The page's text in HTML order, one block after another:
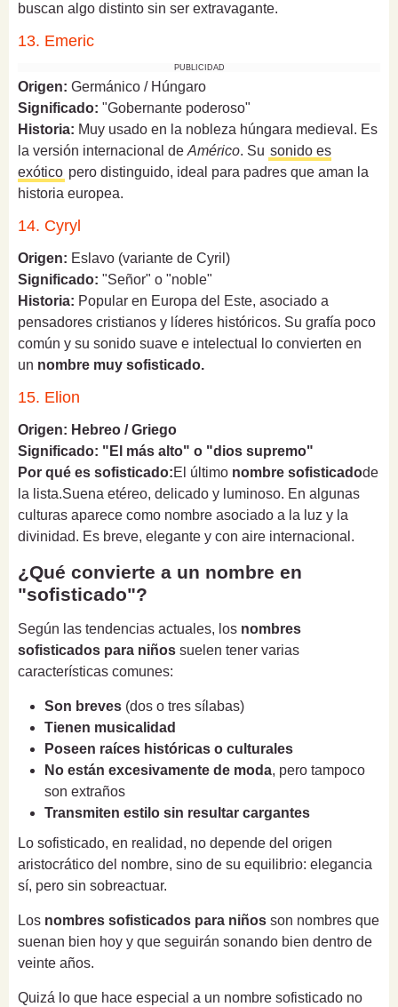
buscan algo distinto sin ser extravagante.
13. Emeric
PUBLICIDAD
Origen: Germánico / Húngaro
Significado: "Gobernante poderoso"
Historia: Muy usado en la nobleza húngara medieval. Es
la versión internacional de Américo. Su sonido es
exótico pero distinguido, ideal para padres que aman la
historia europea.
14. Cyryl
Origen: Eslavo (variante de Cyril)
Significado: "Señor" o "noble"
Historia: Popular en Europa del Este, asociado a
pensadores cristianos y líderes históricos. Su grafía poco
común y su sonido suave e intelectual lo convierten en
un nombre muy sofisticado.
15. Elion
Origen: Hebreo / Griego
Significado: "El más alto" o "dios supremo"
Por qué es sofisticado:El último nombre sofisticadode
la lista.Suena etéreo, delicado y luminoso. En algunas
culturas aparece como nombre asociado a la luz y la
divinidad. Es breve, elegante y con aire internacional.
¿Qué convierte a un nombre en
"sofisticado"?
Según las tendencias actuales, los nombres
sofisticados para niños suelen tener varias
características comunes:
Son breves (dos o tres sílabas)
Tienen musicalidad
Poseen raíces históricas o culturales
No están excesivamente de moda, pero tampoco
son extraños
Transmiten estilo sin resultar cargantes
Lo sofisticado, en realidad, no depende del origen
aristocrático del nombre, sino de su equilibrio: elegancia
sí, pero sin sobreactuar.
Los nombres sofisticados para niños son nombres que
suenan bien hoy y que seguirán sonando bien dentro de
veinte años.
Quizá lo que hace especial a un nombre sofisticado no